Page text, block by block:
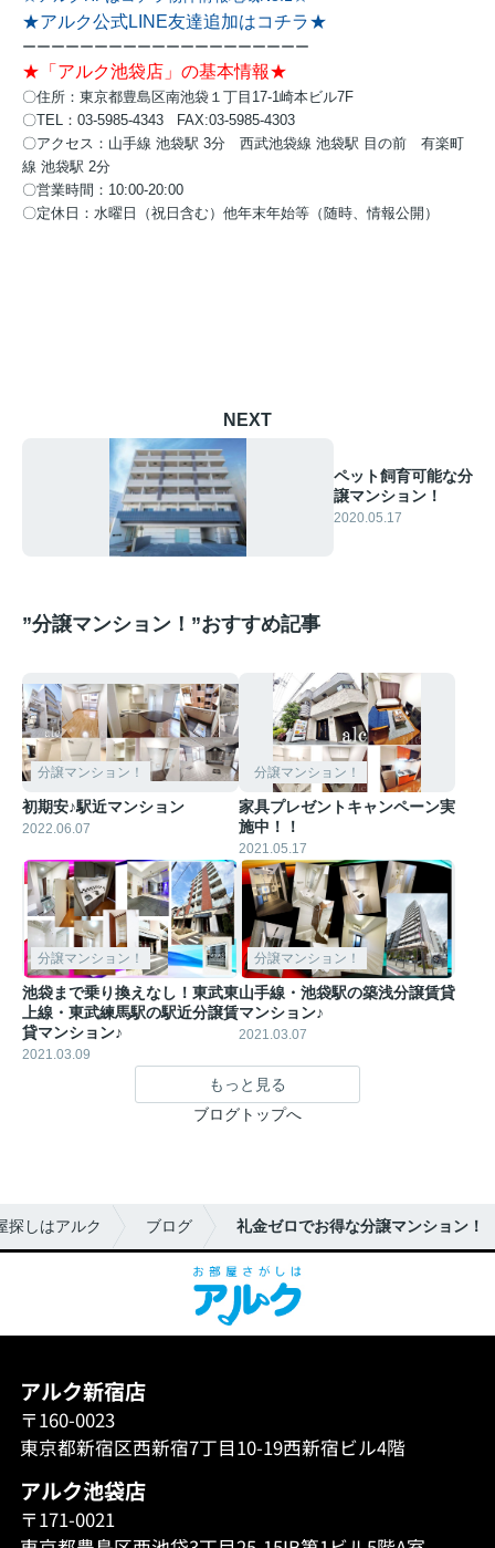
★アルク公式LINE友達追加はコチラ★
ーーーーーーーーーーーーーーーーーーーー
★「アルク池袋店」の基本情報★
〇住所：東京都豊島区南池袋１丁目17-1崎本ビル7F
〇TEL：03-5985-4343 FAX:03-5985-4303
〇アクセス： 山手線 池袋駅 3分 西武池袋線 池袋駅 目の前 有楽町
線 池袋駅 2分
〇営業時間：10:00-20:00
〇定休日：水曜日（祝日含む）他年末年始等（随時、情報公開）
NEXT
ペット飼育可能な分
譲マンション！
2020.05.17
”分譲マンション！”おすすめ記事
分譲マンション！
初期安♪駅近マンション
2022.06.07
分譲マンション！
家具プレゼントキャンペーン実
施中！！
2021.05.17
分譲マンション！
池袋まで乗り換えなし！東武東
上線・東武練馬駅の駅近分譲賃
貸マンション♪
2021.03.09
分譲マンション！
山手線・池袋駅の築浅分譲賃貸
マンション♪
2021.03.07
もっと見る
ブログトップへ
探しはアルク ブログ 礼金ゼロでお得な分譲マンション！
アルク新宿店
〒160-0023
東京都新宿区西新宿7丁目10-19西新宿ビル4階
アルク池袋店
〒171-0021